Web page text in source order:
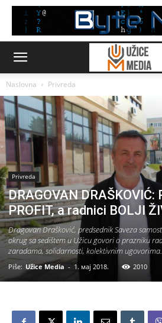
Naslovna Privreda
Privreda
DRAGOVAN
PROFIT, a radnici BOLJI
Dragovan Drašković, predsednik Saveza
okrug sa sedištem u Užicu govori o prazniku
zaradama, solidarnosti, kolektivnim ugovorima...
Piše: Užice Media - 1. мај 2018. 2010